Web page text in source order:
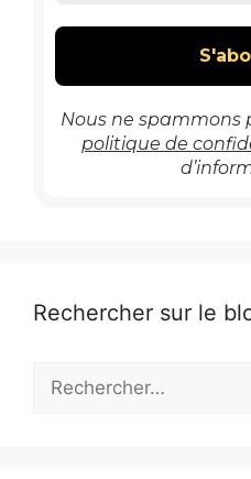
Nous ne spammons
politique de
Rechercher sur le